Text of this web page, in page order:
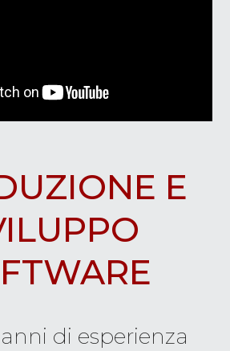
E
di esperienza